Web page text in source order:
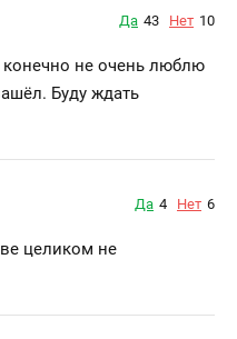
Да 43 Нет 10
не очень люблю
Буду ждать
Да 4 Нет 6
целиком не